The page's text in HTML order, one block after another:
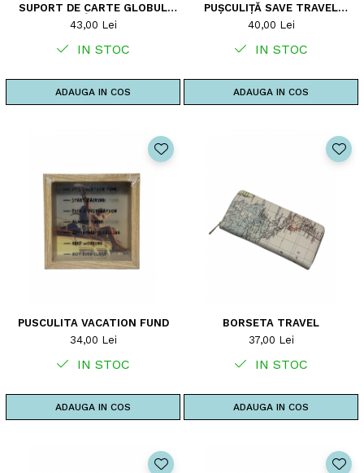
SUPORT DE CARTE GLOBUL
PĂMÂNTESC
43,00 Lei
IN STOC
ADAUGA IN COS
PUȘCULIȚĂ SAVE TRAVEL
REPEAT
40,00 Lei
IN STOC
ADAUGA IN COS
PUSCULITA VACATION FUND
34,00 Lei
IN STOC
ADAUGA IN COS
BORSETA TRAVEL
37,00 Lei
IN STOC
ADAUGA IN COS